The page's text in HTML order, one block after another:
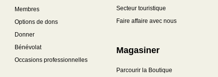
Membres
Options de dons
Donner
Bénévolat
Occasions professionnelles
Secteur touristique
Faire affaire avec nous
Magasiner
Parcourir la Boutique